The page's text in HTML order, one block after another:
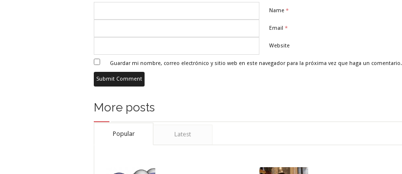
Name*
Email*
Website
Guardar mi nombre, correo electrónico y sitio web en este navegador para la próxima vez que haga un comentario.
More posts
Popular Latest